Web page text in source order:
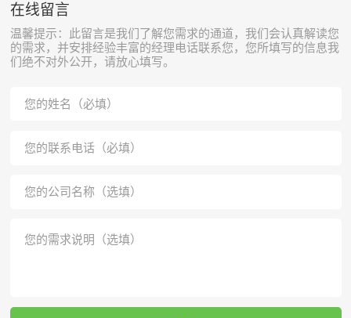
在线留言
温馨提示：此留言是我们了解您需求的通道，我们会认真解读您
的需求，并安排经验丰富的经理电话联系您，您所填写的信息我
们绝不对外公开，请放心填写。